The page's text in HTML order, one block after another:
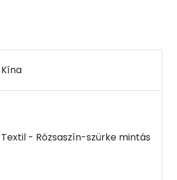
Kína
Textil - Rózsaszín-szürke mintás